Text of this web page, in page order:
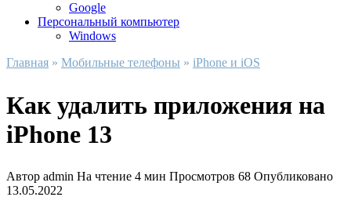
Google
Персональный компьютер
Windows
Главная » Мобильные телефоны » iPhone и iOS
Как удалить приложения на
iPhone 13
Автор admin На чтение 4 мин Просмотров 68 Опубликовано
13.05.2022